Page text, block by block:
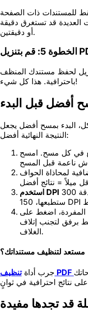
للمستندات ذات الصفحة
العديدة قد تستغرق دقيقة
أو دقيقتين.
لحفظ مستندك المنظف
باحترافية. هذا كل شيء!
أفضل قبل البدء
البدء بمسح أفضل يجعل
النتيجة النهائية أفضل:
في كل مسح. امسح
لمحاذاة الحواف
- امسح بدقة 300 DPI للمستندات التي
المفردة، اضغط على
برفق لتجنب إتلاف
الغلاف.
مستعد لتنظيف مستنداتك؟
جرب أداة
قد تجدها مفيدة